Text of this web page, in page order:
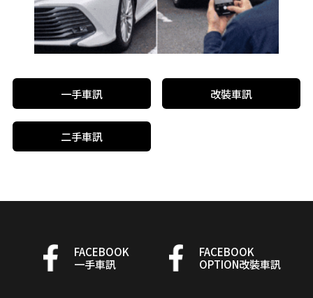
一手車訊 改裝車訊
二手車訊
FACEBOOK
一手車訊
FACEBOOK
OPTION改裝車訊